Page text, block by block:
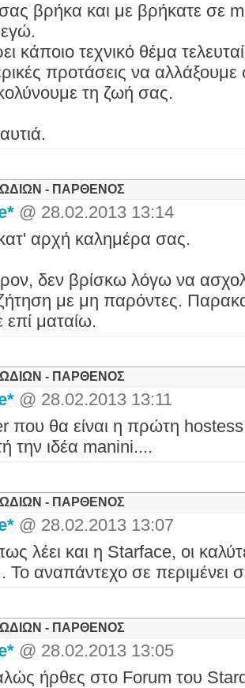
βρήκα και με βρήκατε σε
κάποιο τεχνικό θέμα
προτάσεις να
τη ζωή σας.
- ΠΑΡΘΕΝΟΣ
@ 28.02.2013 13:14
αρχή καλημέρα σας.
δεν βρίσκω λόγω να
με μη παρόντες.
επί ματαίω.
- ΠΑΡΘΕΝΟΣ
@ 28.02.2013 13:11
που θα είναι η πρώτη
την ιδέα manini....
- ΠΑΡΘΕΝΟΣ
@ 28.02.2013 13:07
λέει και η Starface, οι
Το αναπάντεχο σε περιμένει
- ΠΑΡΘΕΝΟΣ
@ 28.02.2013 13:05
ήρθες στο Forum του